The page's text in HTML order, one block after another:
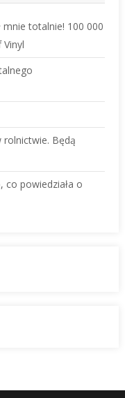
mnie totalnie! 100 000
Będą
co powiedziała o